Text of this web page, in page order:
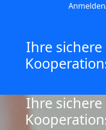
Anmelden
Ihre
Ihre